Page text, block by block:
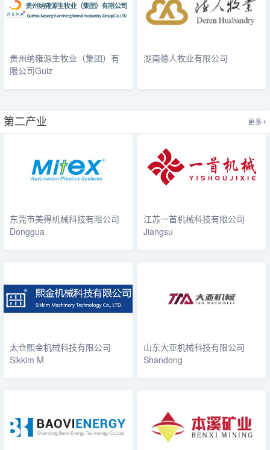
贵州纳雍源生牧业（集团）有
限公司Guiz
湖南德人牧业有限公司
第二产业 更多+
东莞市美得机械科技有限公司
Donggua
江苏一首机械科技有限公司
Jiangsu
太仓熙金机械科技有限公司
Sikkim M
山东大亚机械科技有限公司
Shandong